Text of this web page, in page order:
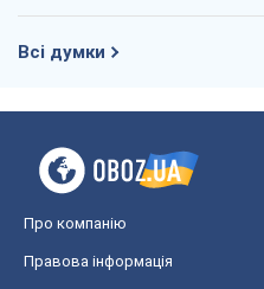
Всі думки
Про компанію
Правова інформація